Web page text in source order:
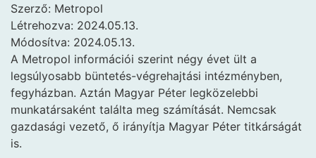
Szerző: Metropol
Létrehozva: 2024.05.13.
Módosítva: 2024.05.13.
A Metropol információi szerint négy évet ült a
legsúlyosabb büntetés-végrehajtási intézményben,
fegyházban. Aztán Magyar Péter legközelebbi
munkatársaként találta meg számítását. Nemcsak
gazdasági vezető, ő irányítja Magyar Péter titkárságát
is.